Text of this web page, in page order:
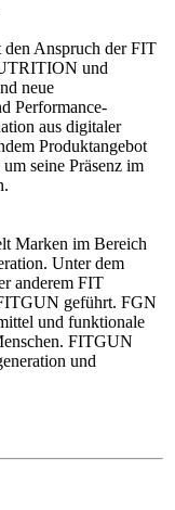
Anspruch der FIT
und
neue
Performance-
aus digitaler
Produktangebot
seine Präsenz im
Marken im Bereich
Unter dem
anderem FIT
geführt. FGN
und funktionale
FITGUN
und